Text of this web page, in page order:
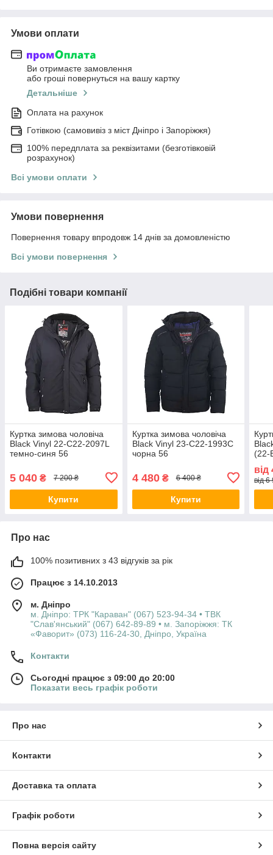
Умови оплати
Ви отримаєте замовлення
або гроші повернуться на вашу картку
Детальніше
Оплата на рахунок
Готівкою (самовивіз з міст Дніпро і Запоріжжя)
100% передплата за реквізитами (безготівковій
розрахунок)
Всі умови оплати
Умови повернення
Повернення товару впродовж 14 днів за домовленістю
Всі умови повернення
Подібні товари компанії
Куртка зимова чоловіча
Black Vinyl 22-C22-2097L
темно-синя 56
5 040 ₴ 7 200 ₴
Купити
Куртка зимова чоловіча
Black Vinyl 23-C22-1993C
чорна 56
4 480₴ 6 400 ₴
Купити
(22-
від
від
Про нас
100% позитивних з 43 відгуків за рік
Працює з 14.10.2013
м. Дніпро
м. Дніпро: ТРК "Караван" (067) 523-94-34 • ТВК
"Слав'янський" (067) 642-89-89 • м. Запоріжжя: ТК
«Фаворит» (073) 116-24-30, Дніпро, Україна
Контакти
Сьогодні працює з 09:00 до 20:00
Показати весь графік роботи
Про нас
Контакти
Доставка та оплата
Графік роботи
Повна версія сайту